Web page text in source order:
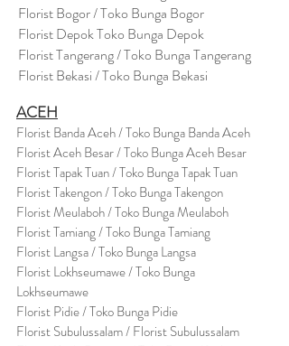
Florist Bogor / Toko Bunga Bogor
Florist Depok Toko Bunga Depok
Florist Tangerang / Toko Bunga Tangerang
Florist Bekasi / Toko Bunga Bekasi
ACEH
Florist Banda Aceh / Toko Bunga Banda Aceh
Florist Aceh Besar / Toko Bunga Aceh Besar
Florist Tapak Tuan / Toko Bunga Tapak Tuan
Florist Takengon / Toko Bunga Takengon
Florist Meulaboh / Toko Bunga Meulaboh
Florist Tamiang / Toko Bunga Tamiang
Florist Langsa / Toko Bunga Langsa
Florist Lokhseumawe / Toko Bunga
Lokhseumawe
Florist Pidie / Toko Bunga Pidie
Florist Subulussalam / Florist Subulussalam